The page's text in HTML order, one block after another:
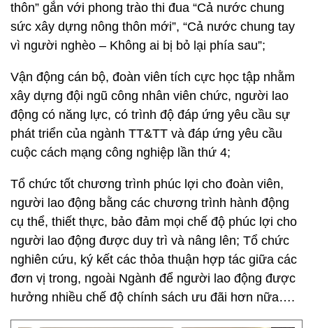
thôn” gắn với phong trào thi đua “Cả nước chung
sức xây dựng nông thôn mới”, “Cả nước chung tay
vì người nghèo – Không ai bị bỏ lại phía sau”;
Vận động cán bộ, đoàn viên tích cực học tập nhằm
xây dựng đội ngũ công nhân viên chức, người lao
động có năng lực, có trình độ đáp ứng yêu cầu sự
phát triển của ngành TT&TT và đáp ứng yêu cầu
cuộc cách mạng công nghiệp lần thứ 4;
Tổ chức tốt chương trình phúc lợi cho đoàn viên,
người lao động bằng các chương trình hành động
cụ thể, thiết thực, bảo đảm mọi chế độ phúc lợi cho
người lao động được duy trì và nâng lên; Tổ chức
nghiên cứu, ký kết các thỏa thuận hợp tác giữa các
đơn vị trong, ngoài Ngành để người lao động được
hưởng nhiều chế độ chính sách ưu đãi hơn nữa….